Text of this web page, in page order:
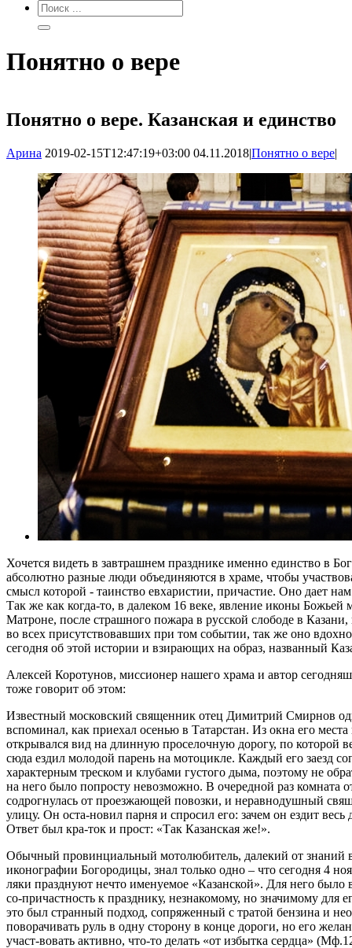
Понятно о вере
Понятно о вере. Казанская и единство
Арина 2019-02-15T12:47:19+03:00 04.11.2018|Понятно о вере|
Хочется видеть в завтрашнем празднике именно единство в
абсолютно разные люди объединяются в храме, чтобы
смысл которой - таинство евхаристии, причастие. Оно дает
Так же как когда-то, в далеком 16 веке, явление иконы Божьей
Матроне, после страшного пожара в русской слободе в
во всех присутствовавших при том событии, так же оно
сегодня об этой истории и взирающих на образ, названный
Алексей Коротунов, миссионер нашего храма и автор
тоже говорит об этом:
Известный московский священник отец Димитрий Смирнов
вспоминал, как приехал осенью в Татарстан. Из окна его
открывался вид на длинную проселочную дорогу, по которой
сюда ездил молодой парень на мотоцикле. Каждый его заезд
характерным треском и клубами густого дыма, поэтому не
на него было попросту невозможно. В очередной раз комната
содрогнулась от проезжающей повозки, и неравнодушный
улицу. Он оста-новил парня и спросил его: зачем он ездит весь
Ответ был кра-ток и прост: «Так Казанская же!».
Обычный провинциальный мотолюбитель, далекий от знаний
иконографии Богородицы, знал только одно – что сегодня 4
ляки празднуют нечто именуемое «Казанской». Для него было
со-причастность к празднику, незнакомому, но значимому для
это был странный подход, сопряженный с тратой бензина и
поворачивать руль в одну сторону в конце дороги, но его
участ-вовать активно, что-то делать «от избытка сердца»